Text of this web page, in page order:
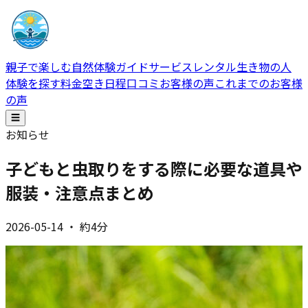
親子で楽しむ自然体験ガイドサービスレンタル生き物の人
体験を探す料金空き日程口コミお客様の声これまでのお客様
の声
☰
お知らせ
子どもと虫取りをする際に必要な道具や
服装・注意点まとめ
2026-05-14 ・ 約4分